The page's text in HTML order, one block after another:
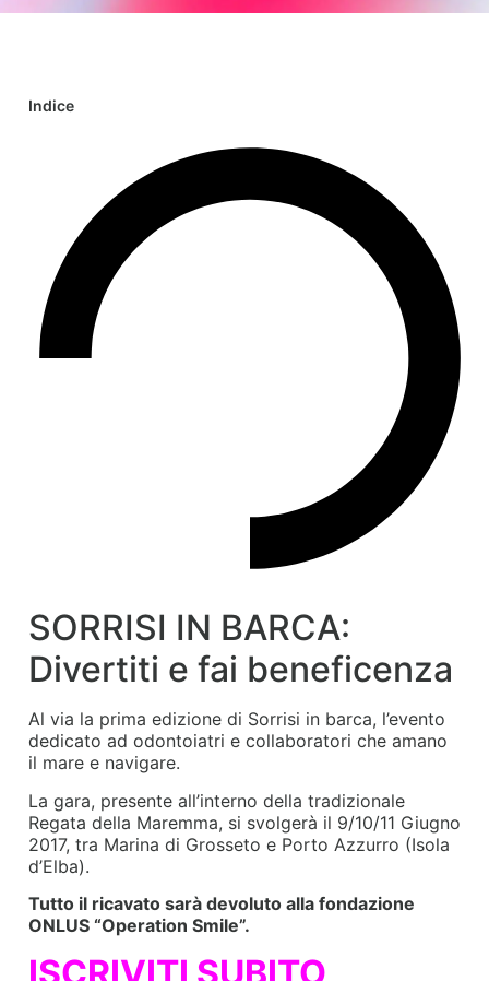
Indice
SORRISI IN BARCA:
Divertiti e fai beneficenza
Al via la prima edizione di Sorrisi in barca, l’evento
dedicato ad odontoiatri e collaboratori che amano
il mare e navigare.
La gara, presente all’interno della tradizionale
Regata della Maremma, si svolgerà il 9/10/11 Giugno
2017, tra Marina di Grosseto e Porto Azzurro (Isola
d’Elba).
Tutto il ricavato sarà devoluto alla fondazione
ONLUS “Operation Smile”.
ISCRIVITI SUBITO,